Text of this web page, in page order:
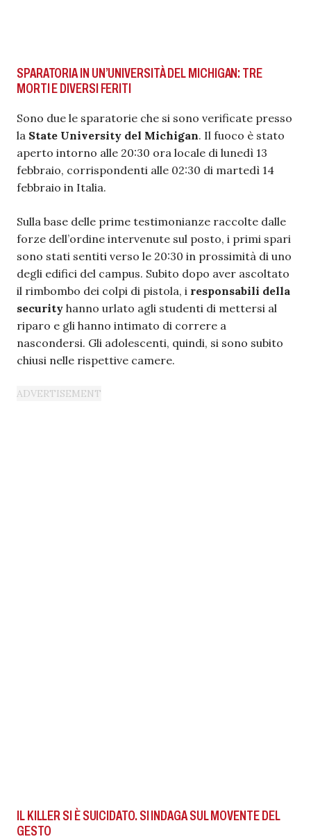
SPARATORIA IN UN’UNIVERSITÀ DEL MICHIGAN: TRE
MORTI E DIVERSI FERITI
Sono due le sparatorie che si sono verificate presso
la State University del Michigan. Il fuoco è stato
aperto intorno alle 20:30 ora locale di lunedì 13
febbraio, corrispondenti alle 02:30 di martedì 14
febbraio in Italia.
Sulla base delle prime testimonianze raccolte dalle
forze dell’ordine intervenute sul posto, i primi spari
sono stati sentiti verso le 20:30 in prossimità di uno
degli edifici del campus. Subito dopo aver ascoltato
il rimbombo dei colpi di pistola, i responsabili della
security hanno urlato agli studenti di mettersi al
riparo e gli hanno intimato di correre a
nascondersi. Gli adolescenti, quindi, si sono subito
chiusi nelle rispettive camere.
IL KILLER SI È SUICIDATO. SI INDAGA SUL MOVENTE DEL
GESTO